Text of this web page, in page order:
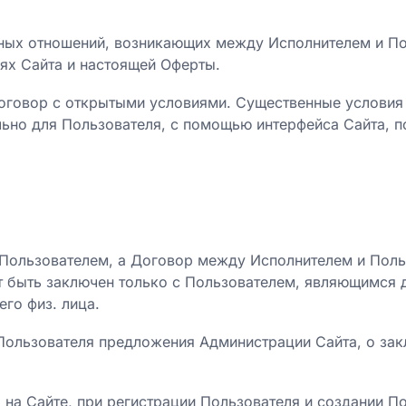
отношений, возникающих между Исполнителем и
Сайта и настоящей Оферты.
с открытыми условиями. Существенные
для Пользователя, с помощью интерфейса Сайта,
а Договор между Исполнителем и
заключен только с Пользователем,
физ. лица.
предложения Администрации Сайта, о
Сайте, при регистрации Пользователя и создании